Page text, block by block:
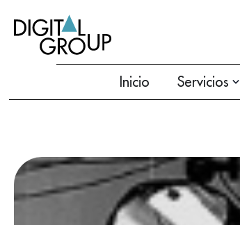
Inicio Servicios